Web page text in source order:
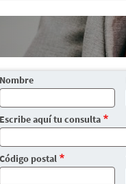
Nombre
Escribe aquí tu consulta
Código postal